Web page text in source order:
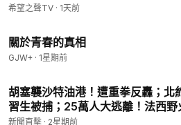
希望之聲TV · 1天前
關於青春的真相
GJW+ · 1星期前
胡塞襲沙特油港！遭重拳反轟；北
習生被捕；25萬人大逃離！法西野
跳辨忠誠？曝中共官場暗流|【#新
新聞直擊 · 2星期前